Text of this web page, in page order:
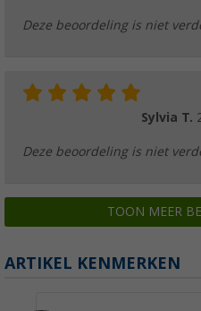
Deze beoordeling is niet
Sylvia T.
Deze beoordeling is niet
TOON MEER
ARTIKEL KENMERKEN